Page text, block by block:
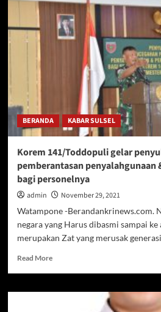
APKLI:
Saya
Minta
Maaf
PKL/W
BERANDA KABAR SULSEL
Korem 141/Toddopuli gelar
pemberantasan penyalahgunaan
bagi personelnya
admin
November 29, 2021
Watampone -Berandankrinews.com.
negara yang Harus dibasmi sampai
merupakan Zat yang merusak
Read MoreRead
Korem